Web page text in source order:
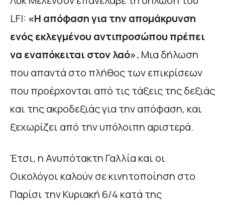
LFI: «Η απόφαση για την απομάκρυνση
ενός εκλεγμένου αντιπροσώπου πρέπει
να εναπόκειται στον λαό». Μια δήλωση
που απαντά στο πλήθος των επικρίσεων
που προέρχονται από τις τάξεις της δεξιάς
και της ακροδεξιάς για την απόφαση, και
ξεχωρίζει από την υπόλοιπη αριστερά.
Έτσι, η Ανυπότακτη Γαλλία και οι
Οικολόγοι καλούν σε κινητοποίηση στο
Παρίσι την Κυριακή 6/4 κατά της